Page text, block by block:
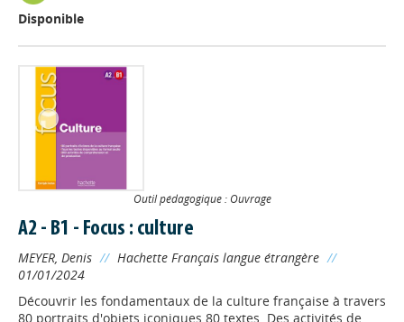
Disponible
Outil pédagogique : Ouvrage
A2 - B1 - Focus : culture
MEYER, Denis // Hachette Français langue étrangère //
01/01/2024
Découvrir les fondamentaux de la culture française à travers
80 portraits d'objets iconiques 80 textes. Des activités de